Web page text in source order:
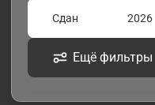
Сдан 2026
Ещё фильтры